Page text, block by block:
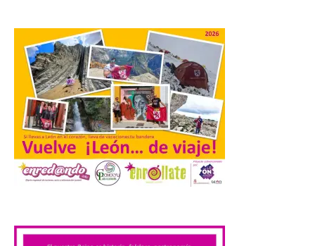
con la Villa Romana de
Orpheus. Vivimos un momento en el que la
música en directo mueve grandes
fenómenos de […]
El Ayuntamiento de
Cabrillanes analizará,
conforme a la legalidad, la
solicitud para la
celebración del Iberia